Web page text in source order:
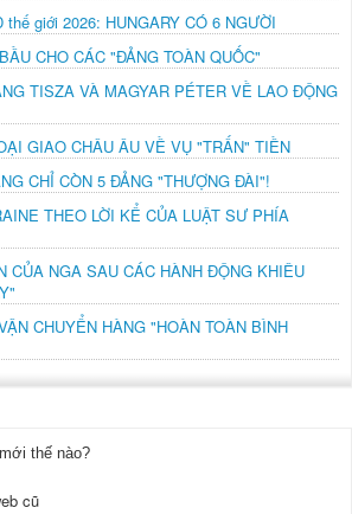
thế giới 2026: HUNGARY CÓ 6 NGƯỜI
CHO CÁC "ĐẢNG TOÀN QUỐC"
TISZA VÀ MAGYAR PÉTER VỀ LAO ĐỘNG
GIAO CHÂU ÂU VỀ VỤ "TRẤN" TIỀN
CHỈ CÒN 5 ĐẢNG "THƯỢNG ĐÀI"!
THEO LỜI KỂ CỦA LUẬT SƯ PHÍA
CỦA NGA SAU CÁC HÀNH ĐỘNG KHIÊU
CHUYỂN HÀNG "HOÀN TOÀN BÌNH
thế nào?
cũ